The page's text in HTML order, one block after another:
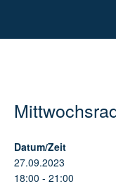
Datum/Zeit
27.09.2023
18:00 - 21:00